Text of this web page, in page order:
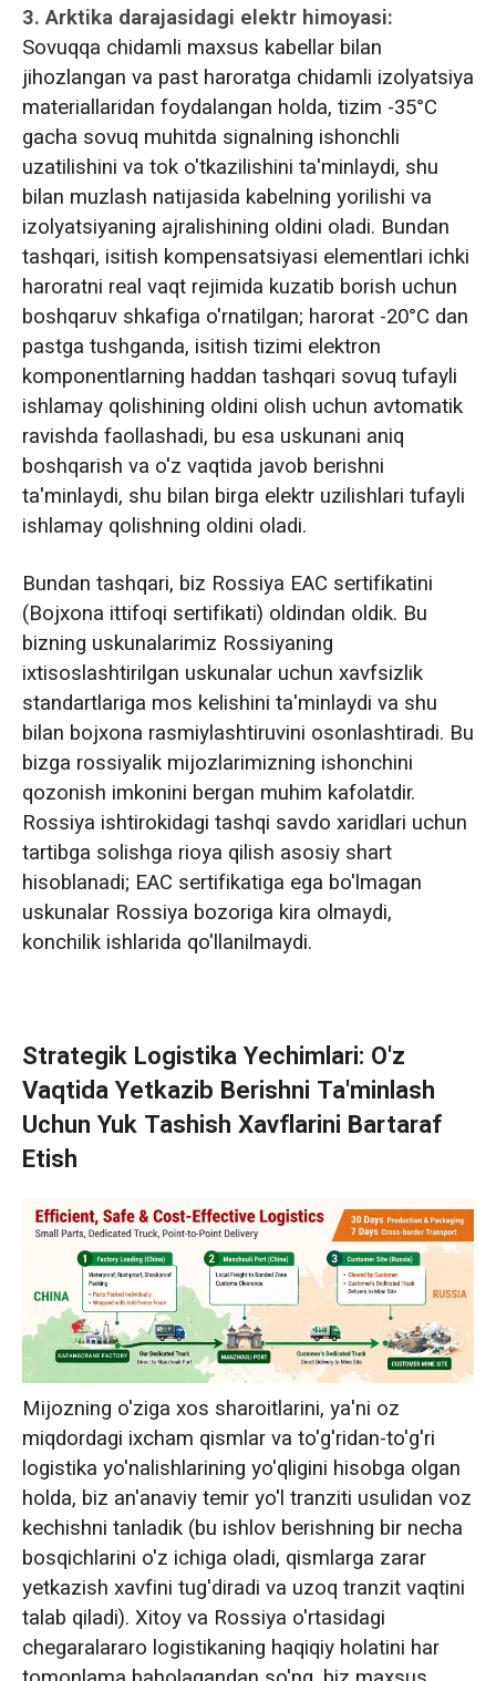
3. Arktika darajasidagi elektr himoyasi:
Sovuqqa chidamli maxsus kabellar bilan
jihozlangan va past haroratga chidamli izolyatsiya
materiallaridan foydalangan holda, tizim -35°C
gacha sovuq muhitda signalning ishonchli
uzatilishini va tok o'tkazilishini ta'minlaydi, shu
bilan muzlash natijasida kabelning yorilishi va
izolyatsiyaning ajralishining oldini oladi. Bundan
tashqari, isitish kompensatsiyasi elementlari ichki
haroratni real vaqt rejimida kuzatib borish uchun
boshqaruv shkafiga o'rnatilgan; harorat -20°C dan
pastga tushganda, isitish tizimi elektron
komponentlarning haddan tashqari sovuq tufayli
ishlamay qolishining oldini olish uchun avtomatik
ravishda faollashadi, bu esa uskunani aniq
boshqarish va o'z vaqtida javob berishni
ta'minlaydi, shu bilan birga elektr uzilishlari tufayli
ishlamay qolishning oldini oladi.
Bundan tashqari, biz Rossiya EAC sertifikatini
(Bojxona ittifoqi sertifikati) oldindan oldik. Bu
bizning uskunalarimiz Rossiyaning
ixtisoslashtirilgan uskunalar uchun xavfsizlik
standartlariga mos kelishini ta'minlaydi va shu
bilan bojxona rasmiylashtiruvini osonlashtiradi. Bu
bizga rossiyalik mijozlarimizning ishonchini
qozonish imkonini bergan muhim kafolatdir.
Rossiya ishtirokidagi tashqi savdo xaridlari uchun
tartibga solishga rioya qilish asosiy shart
hisoblanadi; EAC sertifikatiga ega bo'lmagan
uskunalar Rossiya bozoriga kira olmaydi,
konchilik ishlarida qo'llanilmaydi.
Strategik Logistika Yechimlari: O'z
Vaqtida Yetkazib Berishni Ta'minlash
Uchun Yuk Tashish Xavflarini Bartaraf
Etish
Mijozning o'ziga xos sharoitlarini, ya'ni oz
miqdordagi ixcham qismlar va to'g'ridan-to'g'ri
logistika yo'nalishlarining yo'qligini hisobga olgan
holda, biz an'anaviy temir yo'l tranziti usulidan voz
kechishni tanladik (bu ishlov berishning bir necha
bosqichlarini o'z ichiga oladi, qismlarga zarar
yetkazish xavfini tug'diradi va uzoq tranzit vaqtini
talab qiladi). Xitoy va Rossiya o'rtasidagi
chegaralararo logistikaning haqiqiy holatini har